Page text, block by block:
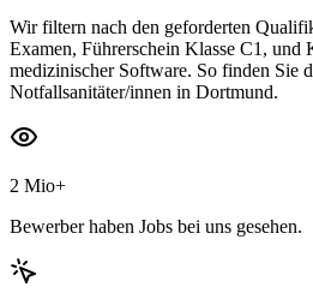
Wir filtern nach den geforderten
Examen, Führerschein Klasse C1, und
medizinischer Software. So finden Sie
Notfallsanitäter/innen in Dortmund.
2 Mio+
Bewerber haben Jobs bei uns gesehen.